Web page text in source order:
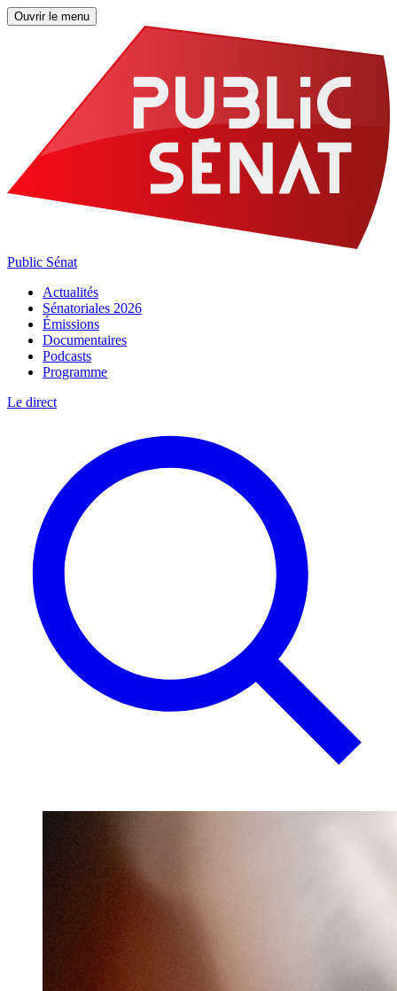
Ouvrir le menu
Public Sénat
Actualités
Sénatoriales 2026
Émissions
Documentaires
Podcasts
Programme
Le direct